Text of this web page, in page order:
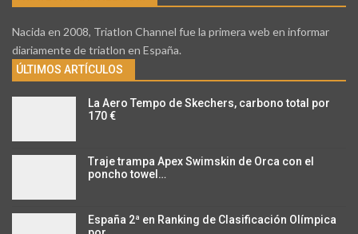
Nacida en 2008, Triatlon Channel fue la primera web en informar
diariamente de triatlon en España.
ÚLTIMOS ARTÍCULOS
La Aero Tempo de Skechers, carbono total por
170 €
Traje trampa Apex Swimskin de Orca con el
poncho towel…
España 2ª en Ranking de Clasificación Olímpica